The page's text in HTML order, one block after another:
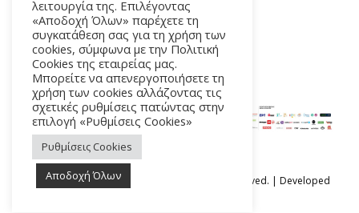
Ⓒ Athens Epidaurus Festival 2026 All rights reserved. | Developed
λειτουργία της. Επιλέγοντας
«Αποδοχή Όλων» παρέχετε τη
συγκατάθεση σας για τη χρήση των
cookies, σύμφωνα με την Πολιτική
Cookies της εταιρείας μας.
Μπορείτε να απενεργοποιήσετε τη
χρήση των cookies αλλάζοντας τις
σχετικές ρυθμίσεις πατώντας στην
επιλογή «Ρυθμίσεις Cookies»
Ρυθμίσεις Cookies
Αποδοχή Όλων